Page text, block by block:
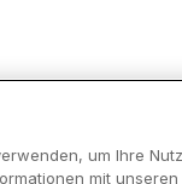
um Ihre
mit